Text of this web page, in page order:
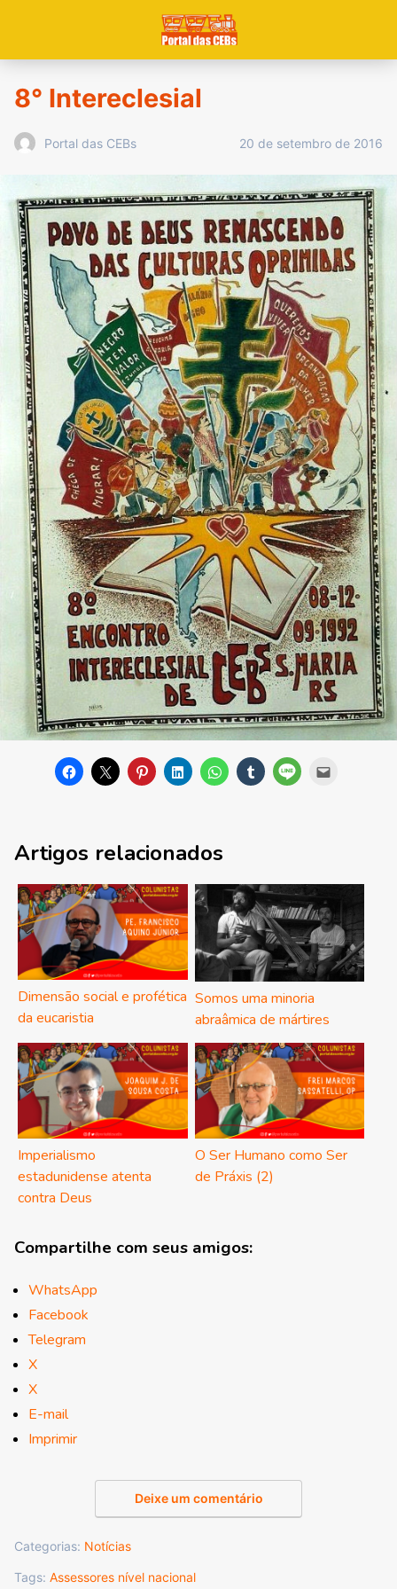
8° Intereclesial
Portal das CEBs 20 de setembro de 2016
Artigos relacionados
Dimensão social e profética
da eucaristia
Somos uma minoria
abraâmica de mártires
Imperialismo
estadunidense atenta
contra Deus
O Ser Humano como Ser
de Práxis (2)
Compartilhe com seus amigos:
WhatsApp
Facebook
Telegram
X
X
E-mail
Imprimir
Deixe um comentário
Categorias: Notícias
Tags: Assessores nível nacional